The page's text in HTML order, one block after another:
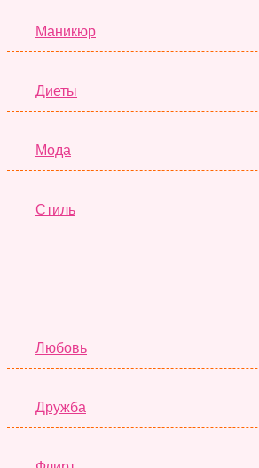
Маникюр
Диеты
Мода
Стиль
Любовь
Дружба